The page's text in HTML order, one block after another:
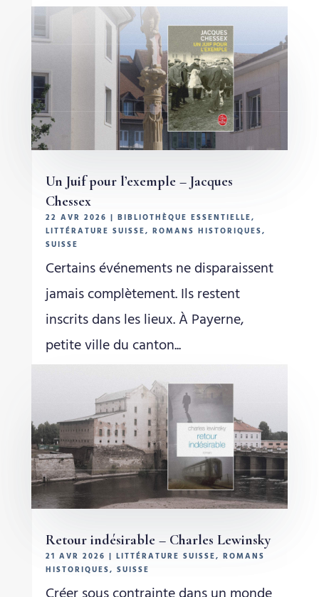
Un Juif pour l’exemple – Jacques
Chessex
22 AVR 2026 | BIBLIOTHÈQUE ESSENTIELLE,
LITTÉRATURE SUISSE, ROMANS HISTORIQUES,
SUISSE
Certains événements ne disparaissent
jamais complètement. Ils restent
inscrits dans les lieux. À Payerne,
petite ville du canton...
Retour indésirable – Charles Lewinsky
21 AVR 2026 | LITTÉRATURE SUISSE, ROMANS
HISTORIQUES, SUISSE